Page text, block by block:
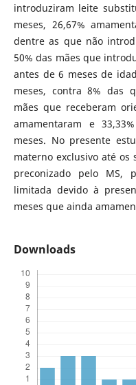
introduziram leite
meses, 26,67%
dentre as que não
50% das mães que
antes de 6 meses de
meses, contra 8% das
mães que receberam
amamentaram e
meses. No presente
materno exclusivo até os
preconizado pelo MS,
limitada devido à
meses que ainda
Downloads